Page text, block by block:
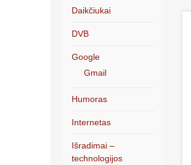
Daikčiukai
DVB
Google
Gmail
Humoras
Internetas
Išradimai –
technologijos